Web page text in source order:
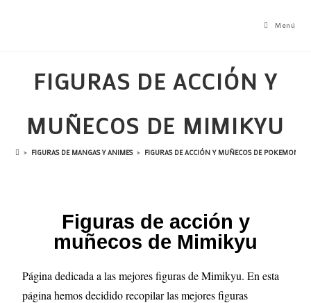
Menú
FIGURAS DE ACCIÓN Y
MUÑECOS DE MIMIKYU
> FIGURAS DE MANGAS Y ANIMES > FIGURAS DE ACCIÓN Y MUÑECOS DE POKEMON
Figuras de acción y
muñecos de Mimikyu
Página dedicada a las mejores figuras de Mimikyu. En esta
página hemos decidido recopilar las mejores figuras